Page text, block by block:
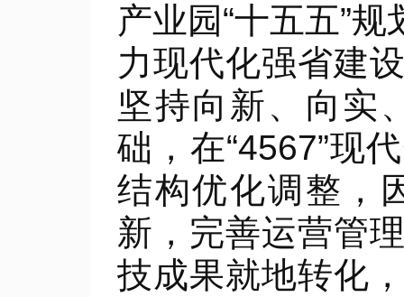
产业园“十五五”
力现代化强省建
坚持向新、向实
础，在“4567”现
结构优化调整，
新，完善运营管
技成果就地转化